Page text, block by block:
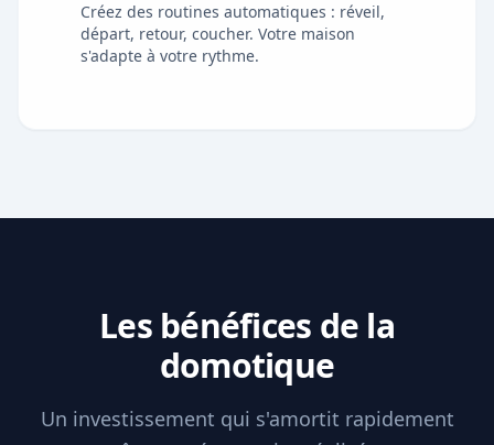
Créez des routines automatiques : réveil,
départ, retour, coucher. Votre maison
s'adapte à votre rythme.
Les bénéfices de la
domotique
Un investissement qui s'amortit rapidement